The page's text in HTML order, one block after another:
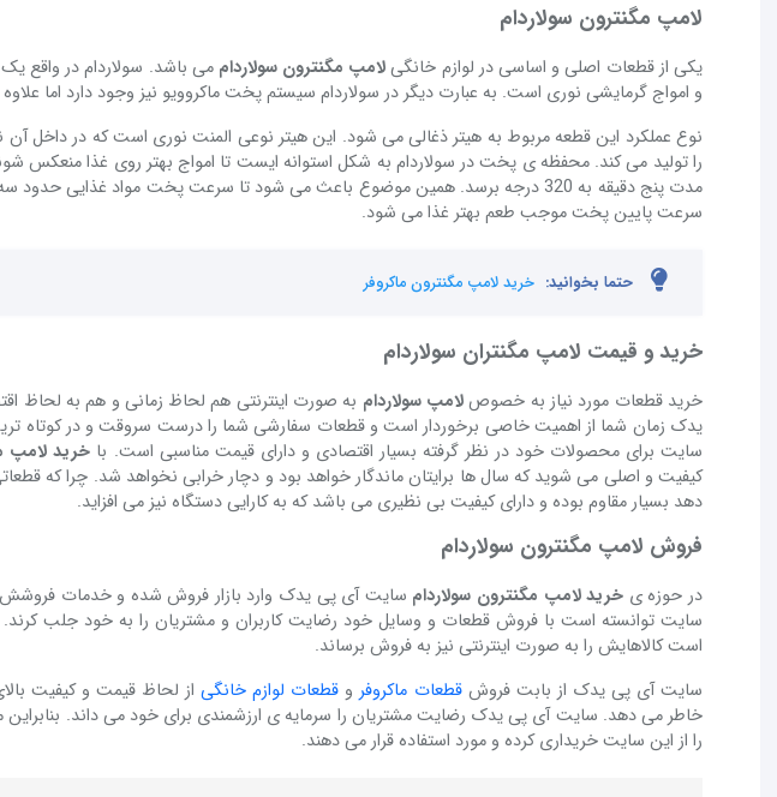
لامپ مگنترون سولاردام
یکی از قطعات اصلی و اساسی در لوازم خانگیلامپ مگنترون سولاردام می باشد. سولاردام در واقع یک
و امواج گرمایشی نوری است. به عبارت دیگر در سولاردام سیستم پخت ماکروویو نیز وجود دارد اما
نوع عملکرد این قطعه مربوط به هیتر ذغالی می شود. این هیتر نوعی المنت نوری است که در داخل آن
را تولید می کند. محفظه ی پخت در سولاردام به شکل استوانه ایست تا امواج بهتر روی غذا منعکس
مدت پنج دقیقه به 320 درجه برسد. همین موضوع باعث می شود تا سرعت پخت مواد غذایی
سرعت پایین پخت موجب طعم بهتر غذا می شود.
حتما بخوانید: خرید لامپ مگنترون ماکروفر
خرید و قیمت لامپ مگنتران سولاردام
خرید قطعات مورد نیاز به خصوصلامپ سولاردام به صورت اینترنتی هم لحاظ زمانی و هم به لحاظ
یدک زمان شما از اهمیت خاصی برخوردار است و قطعات سفارشی شما را درست سروقت و در کوتاه
سایت برای محصولات خود در نظر گرفته بسیار اقتصادی و دارای قیمت مناسبی است. با خرید لامپ
کیفیت و اصلی می شوید که سال ها برایتان ماندگار خواهد بود و دچار خرابی نخواهد شد. چرا که
دهد بسیار مقاوم بوده و دارای کیفیت بی نظیری می باشد که به کارایی دستگاه نیز می افزاید.
فروش لامپ مگنترون سولاردام
در حوزه ی خرید لامپ مگنترون سولاردام سایت آی پی یدک وارد بازار فروش شده و خدمات فروشش
سایت توانسته است با فروش قطعات و وسایل خود رضایت کاربران و مشتریان را به خود جلب
است کالاهایش را به صورت اینترنتی نیز به فروش برساند.
سایت آی پی یدک از بابت فروشقطعات ماکروفرو قطعات لوازم خانگی از لحاظ قیمت و کیفیت
خاطر می دهد. سایت آی پی یدک رضایت مشتریان را سرمایه ی ارزشمندی برای خود می داند. بنابراین
را از این سایت خریداری کرده و مورد استفاده قرار می دهند.